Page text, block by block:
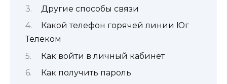
Другие способы связи
Какой телефон горячей линии Юг
Телеком
Как войти в личный кабинет
Как получить пароль